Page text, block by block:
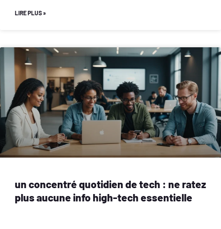
LIRE PLUS »
un concentré quotidien de tech : ne ratez
plus aucune info high-tech essentielle